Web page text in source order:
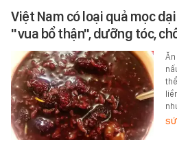
Việt Nam có loại quả mọc
"vua bổ thận", dưỡng tóc,